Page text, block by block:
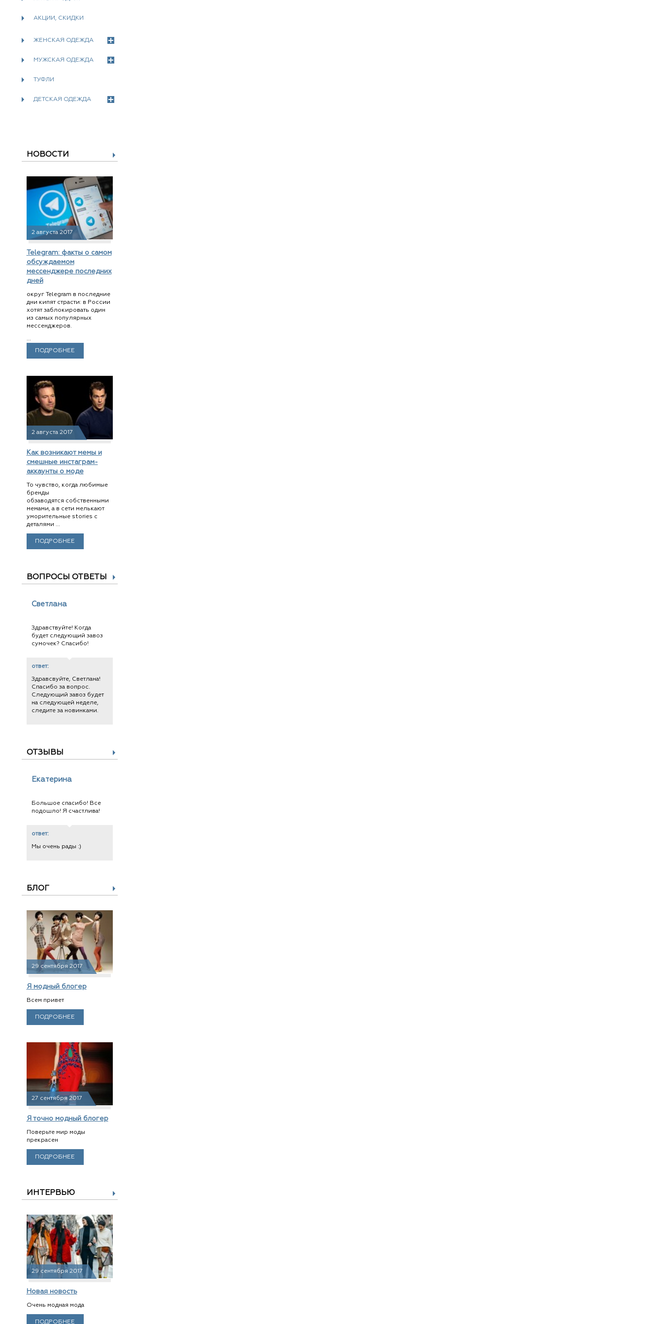
АКЦИИ, СКИДКИ
ЖЕНСКАЯ ОДЕЖДА
МУЖСКАЯ ОДЕЖДА
ТУФЛИ
ДЕТСКАЯ ОДЕЖДА
НОВОСТИ
2 августа 2017
Telegram: факты о самом
обсуждаемом
мессенджере последних
дней
округ Telegram в последние
дни кипят страсти: в России
хотят заблокировать один
из самых популярных
мессенджеров.
...
ПОДРОБНЕЕ
2 августа 2017
Как возникают мемы и
смешные инстаграм-
аккаунты о моде
То чувство, когда любимые
бренды
обзаводятся собственными
мемами, а в сети мелькают
уморительные stories с
деталями ...
ПОДРОБНЕЕ
ВОПРОСЫ ОТВЕТЫ
Светлана
Здравствуйте! Когда
будет следующий завоз
сумочек? Спасибо!
ответ:
Здравсвуйте, Светлана!
Спасибо за вопрос.
Следующий завоз будет
на следующей неделе,
следите за новинками.
ОТЗЫВЫ
Екатерина
Большое спасибо! Все
подошло! Я счастлива!
ответ:
Мы очень рады :)
БЛОГ
29 сентября 2017
Я модный блогер
Всем привет
ПОДРОБНЕЕ
27 сентября 2017
Я точно модный блогер
Поверьте мир моды
прекрасен
ПОДРОБНЕЕ
ИНТЕРВЬЮ
29 сентября 2017
Новая новость
Очень модная мода
ПОДРОБНЕЕ